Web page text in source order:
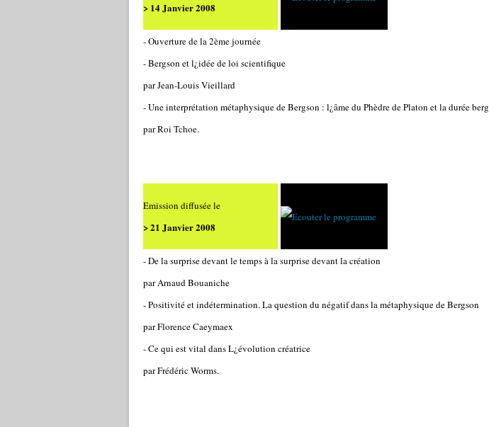
> 14 Janvier 2008
- Ouverture de la 2ème journée
- Bergson et l¿idée de loi scientifique
par Jean-Louis Vieillard
- Une interprétation métaphysique de Bergson : l¿âme du Phèdre de Platon et la durée
par Roi Tchoe.
Emission diffusée le
> 21 Janvier 2008
- De la surprise devant le temps à la surprise devant la création
par Arnaud Bouaniche
- Positivité et indétermination. La question du négatif dans la métaphysique de Bergson
par Florence Caeymaex
- Ce qui est vital dans L¿évolution créatrice
par Frédéric Worms.